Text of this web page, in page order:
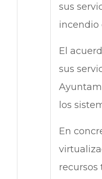
sus
incendio
El
sus
los
En
recursos